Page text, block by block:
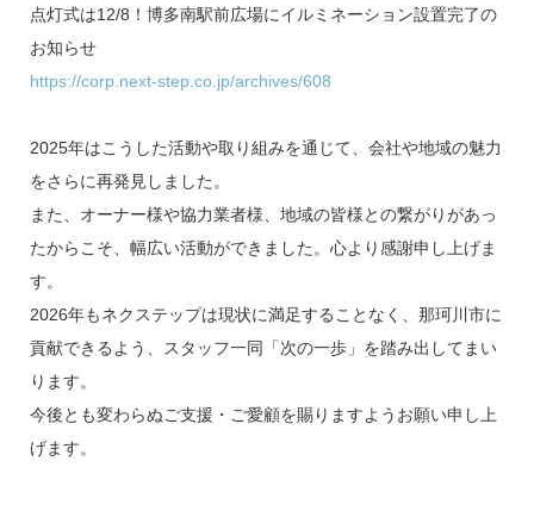
点灯式は12/8！博多南駅前広場にイルミネーション設置完了の
お知らせ
https://corp.next-step.co.jp/archives/608
2025年はこうした活動や取り組みを通じて、会社や地域の魅力
をさらに再発見しました。
また、オーナー様や協力業者様、地域の皆様との繋がりがあっ
たからこそ、幅広い活動ができました。心より感謝申し上げま
す。
2026年もネクステップは現状に満足することなく、那珂川市に
貢献できるよう、スタッフ一同「次の一歩」を踏み出してまい
ります。
今後とも変わらぬご支援・ご愛顧を賜りますようお願い申し上
げます。